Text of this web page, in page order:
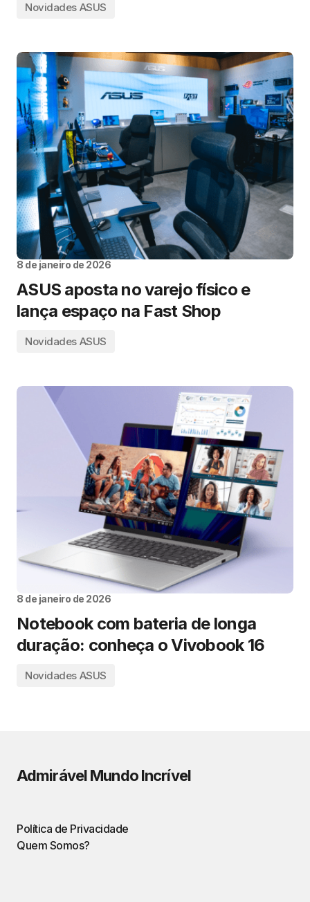
Novidades ASUS
8 de janeiro de 2026
ASUS aposta no varejo físico e
lança espaço na Fast Shop
Novidades ASUS
8 de janeiro de 2026
Notebook com bateria de longa
duração: conheça o Vivobook 16
Novidades ASUS
Admirável Mundo Incrível
Política de Privacidade
Quem Somos?